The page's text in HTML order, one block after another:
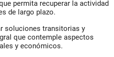
permita recuperar la actividad
de largo plazo.
soluciones transitorias y
que contemple aspectos
y económicos.